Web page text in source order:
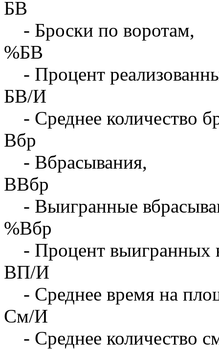
БВ
- Броски по воротам,
%БВ
- Процент
БВ/И
- Среднее количество
Вбр
- Вбрасывания,
ВВбр
- Выигранные
%Вбр
- Процент выигранных
ВП/И
- Среднее время на
См/И
- Среднее количество